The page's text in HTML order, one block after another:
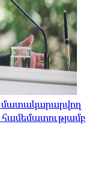
մատակարարվող